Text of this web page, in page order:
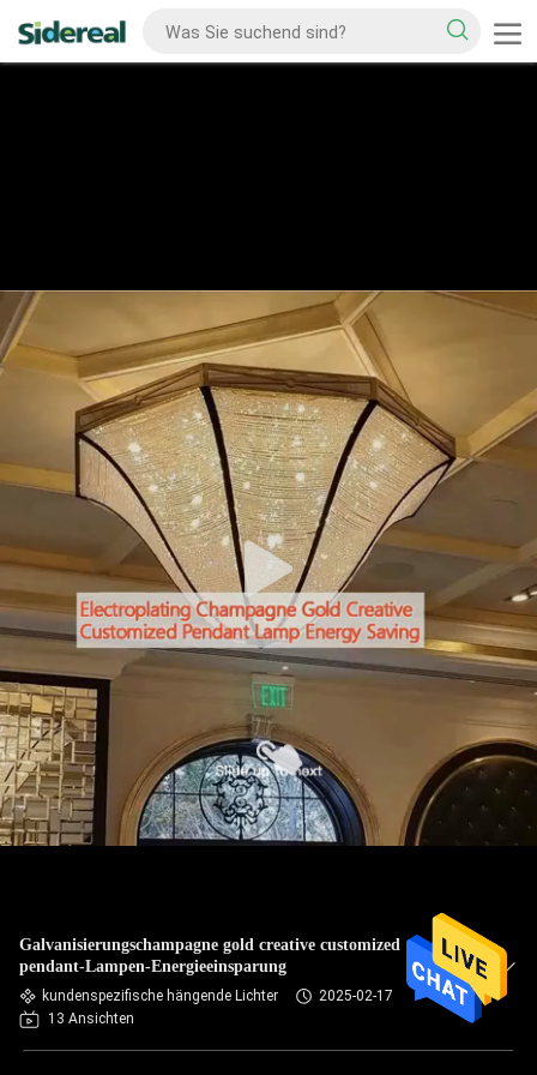
Galvanisierungschampagne gold creative customized
pendant-Lampen-Energieeinsparung
kundenspezifische hängende Lichter
2025-02-17
13 Ansichten